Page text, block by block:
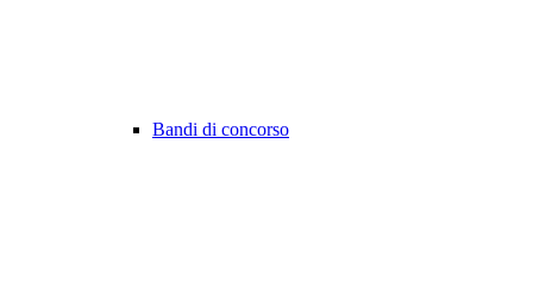
Bandi di concorso